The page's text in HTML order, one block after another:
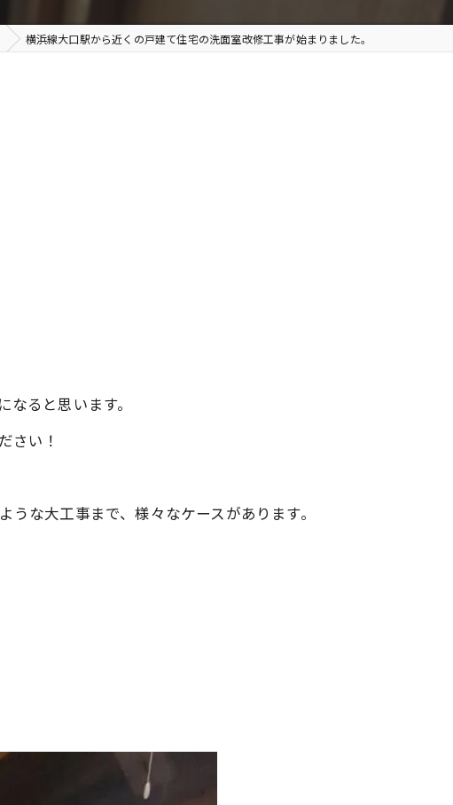
横浜線大口駅から近くの戸建て住宅の洗面室改修工事が始まりました。
ると思います。
さい！
な大工事まで、様々なケースがあります。